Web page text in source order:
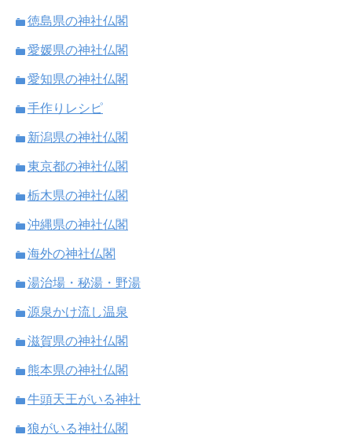
徳島県の神社仏閣
愛媛県の神社仏閣
愛知県の神社仏閣
手作りレシピ
新潟県の神社仏閣
東京都の神社仏閣
栃木県の神社仏閣
沖縄県の神社仏閣
海外の神社仏閣
湯治場・秘湯・野湯
源泉かけ流し温泉
滋賀県の神社仏閣
熊本県の神社仏閣
牛頭天王がいる神社
狼がいる神社仏閣